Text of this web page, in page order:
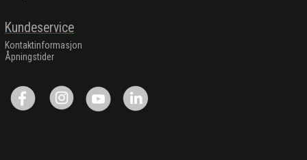
Kundeservice
Kontaktinformasjon
Åpningstider